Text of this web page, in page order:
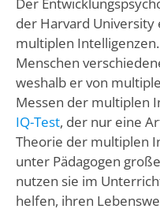
Der
der Harvard
multiplen
Menschen
weshalb er von
Messen der multiplen
IQ-Test, der nur eine
Theorie der multiplen
unter Pädagogen
nutzen sie im
helfen, ihren